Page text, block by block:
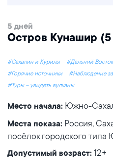
5 дней
Остров Кунашир (5
#Сахалин и Курилы #Дальний
#Горячие источники
#Наблюдение
#Туры – увидеть вулканы
Место начала: Южно-
Места показа: Россия,
посёлок городского
Допустимый возраст: 12+